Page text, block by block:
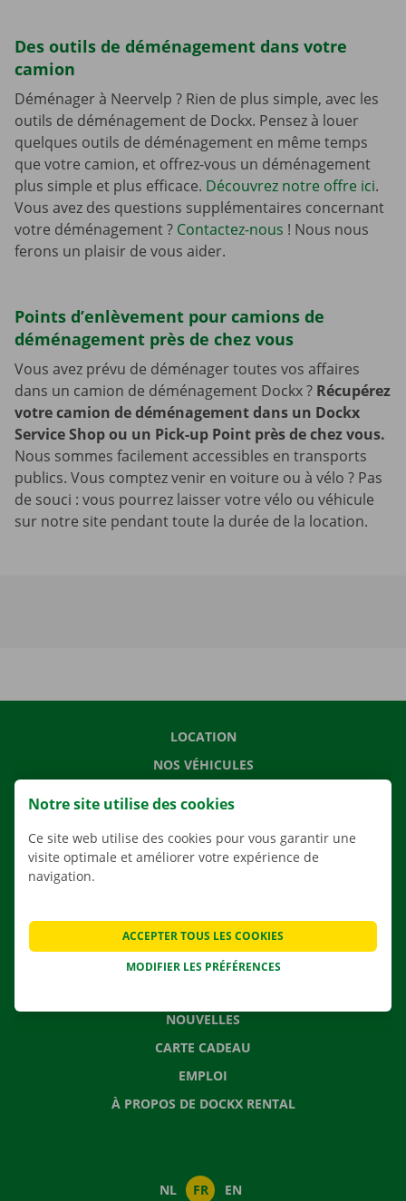
Des outils de déménagement dans votre
camion
Déménager à Neervelp ? Rien de plus simple, avec les
outils de déménagement de Dockx. Pensez à louer
quelques outils de déménagement en même temps
que votre camion, et offrez-vous un déménagement
plus simple et plus efficace. Découvrez notre offre ici.
Vous avez des questions supplémentaires concernant
votre déménagement ? Contactez-nous ! Nous nous
ferons un plaisir de vous aider.
Points d’enlèvement pour camions de
déménagement près de chez vous
Vous avez prévu de déménager toutes vos affaires
dans un camion de déménagement Dockx ? Récupérez
votre camion de déménagement dans un Dockx
Service Shop ou un Pick-up Point près de chez vous.
Nous sommes facilement accessibles en transports
publics. Vous comptez venir en voiture ou à vélo ? Pas
de souci : vous pourrez laisser votre vélo ou véhicule
sur notre site pendant toute la durée de la location.
LOCATION
NOS VÉHICULES
APPLI
CONTACTEZ NOUS
NOUVELLES
CARTE CADEAU
EMPLOI
À PROPOS DE DOCKX RENTAL
NL FR EN
Notre site utilise des cookies
Ce site web utilise des cookies pour vous garantir une
visite optimale et améliorer votre expérience de
navigation.
MODIFIER LES PRÉFÉRENCES
ACCEPTER TOUS LES COOKIES